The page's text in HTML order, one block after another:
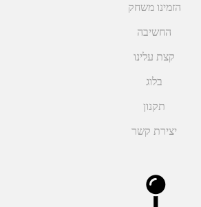
הזמינו משחק
החשיבה
קצת עלינו
בלוג
תקנון
יצירת קשר